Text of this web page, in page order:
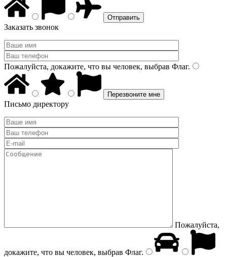
Заказать звонок
Пожалуйста, докажите, что вы человек, выбрав Флаг.
Письмо директору
Пожалуйста,
докажите, что вы человек, выбрав Флаг.